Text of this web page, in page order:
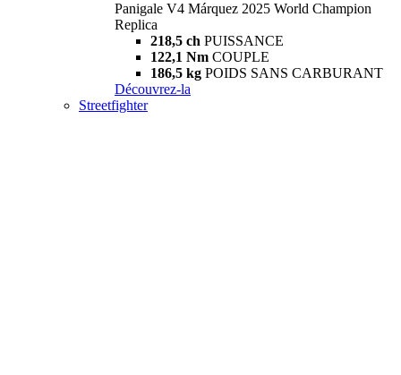
Panigale V4 Márquez 2025 World Champion
Replica
218,5 ch PUISSANCE
122,1 Nm COUPLE
186,5 kg POIDS SANS CARBURANT
Découvrez-la
Streetfighter